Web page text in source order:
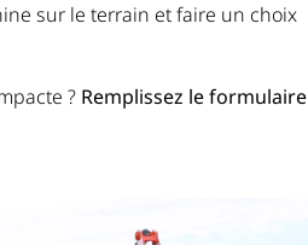
sur le terrain et faire un choix
? Remplissez le formulaire